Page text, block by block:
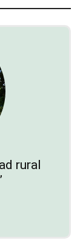
rural